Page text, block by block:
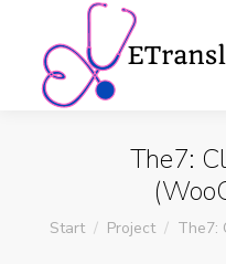
The7:
Sie befinden sich
Start Project The7: